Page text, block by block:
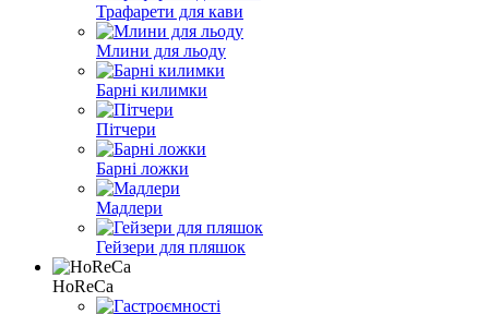
Трафарети для кави
Млини для льоду
Барні килимки
Пітчери
Барні ложки
Мадлери
Гейзери для пляшок
HoReCa